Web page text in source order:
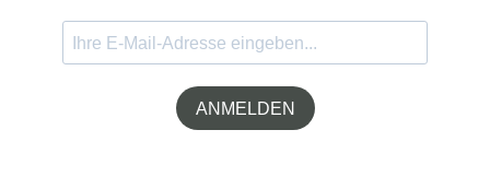
ANMELDEN